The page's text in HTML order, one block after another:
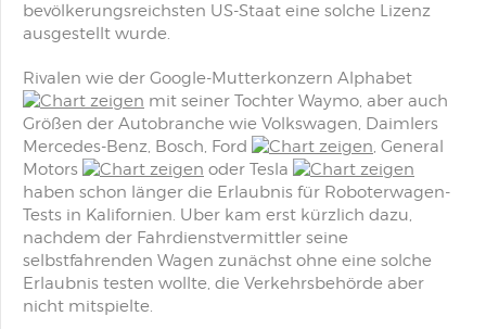
bevölkerungsreichsten US-Staat eine solche Lizenz
ausgestellt wurde.
Rivalen wie der Google-Mutterkonzern Alphabet
mit seiner Tochter Waymo, aber auch
Größen der Autobranche wie Volkswagen, Daimlers
Mercedes-Benz, Bosch, Ford
, General
Motors
oder Tesla
haben schon länger die Erlaubnis für Roboterwagen-
Tests in Kalifornien. Uber kam erst kürzlich dazu,
nachdem der Fahrdienstvermittler seine
selbstfahrenden Wagen zunächst ohne eine solche
Erlaubnis testen wollte, die Verkehrsbehörde aber
nicht mitspielte.